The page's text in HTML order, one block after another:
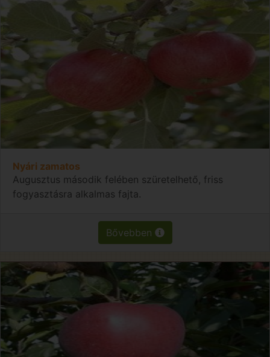
Nyári zamatos
Augusztus második felében szüretelhető, friss
fogyasztásra alkalmas fajta.
Bővebben